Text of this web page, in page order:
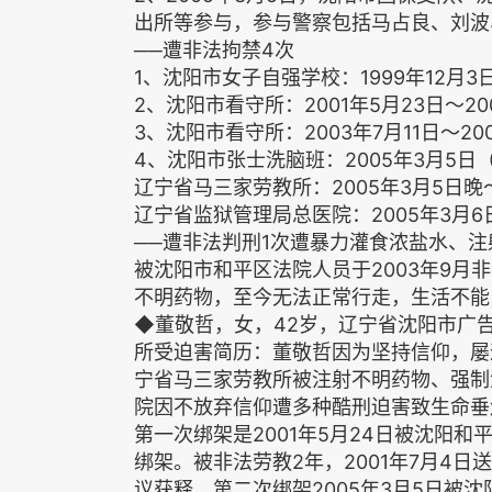
出所等参与，参与警察包括马占良、刘
──遭非法拘禁4次
1、沈阳市女子自强学校：1999年12月3
2、沈阳市看守所：2001年5月23日～
3、沈阳市看守所：2003年7月11日～
4、沈阳市张士洗脑班：2005年3月5日
辽宁省马三家劳教所：2005年3月5日晚
辽宁省监狱管理局总医院：2005年3月
──遭非法判刑1次遭暴力灌食浓盐水、
被沈阳市和平区法院人员于2003年9月
不明药物，至今无法正常行走，生活不
◆董敬哲，女，42岁，辽宁省沈阳市广
所受迫害简历：董敬哲因为坚持信仰，
宁省马三家劳教所被注射不明药物、强
院因不放弃信仰遭多种酷刑迫害致生命
第一次绑架是2001年5月24日被沈阳和
绑架。被非法劳教2年，2001年7月4日